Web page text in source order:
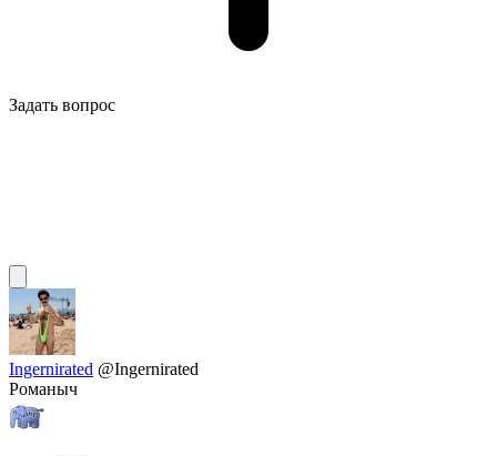
Задать вопрос
Ingernirated @Ingernirated
Романыч